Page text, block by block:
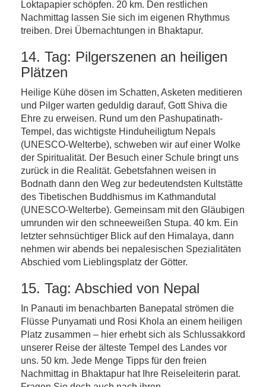
Loktapapier schöpfen. 20 km. Den restlichen
Nachmittag lassen Sie sich im eigenen Rhythmus
treiben. Drei Übernachtungen in Bhaktapur.
14. Tag: Pilgerszenen an heiligen
Plätzen
Heilige Kühe dösen im Schatten, Asketen meditieren
und Pilger warten geduldig darauf, Gott Shiva die
Ehre zu erweisen. Rund um den Pashupatinath-
Tempel, das wichtigste Hinduheiligtum Nepals
(UNESCO-Welterbe), schweben wir auf einer Wolke
der Spiritualität. Der Besuch einer Schule bringt uns
zurück in die Realität. Gebetsfahnen weisen in
Bodnath dann den Weg zur bedeutendsten Kultstätte
des Tibetischen Buddhismus im Kathmandutal
(UNESCO-Welterbe). Gemeinsam mit den Gläubigen
umrunden wir den schneeweißen Stupa. 40 km. Ein
letzter sehnsüchtiger Blick auf den Himalaya, dann
nehmen wir abends bei nepalesischen Spezialitäten
Abschied vom Lieblingsplatz der Götter.
15. Tag: Abschied von Nepal
In Panauti im benachbarten Banepatal strömen die
Flüsse Punyamati und Rosi Khola an einem heiligen
Platz zusammen – hier erhebt sich als Schlussakkord
unserer Reise der älteste Tempel des Landes vor
uns. 50 km. Jede Menge Tipps für den freien
Nachmittag in Bhaktapur hat Ihre Reiseleiterin parat.